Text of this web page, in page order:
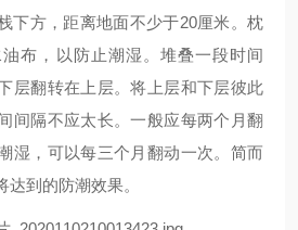
下方，距离地面不少于20厘米。枕
布，以防止潮湿。堆叠一段时间
层翻转在上层。将上层和下层彼此
间隔不应太长。一般应每两个月翻
湿，可以每三个月翻动一次。简而
到的防潮效果。